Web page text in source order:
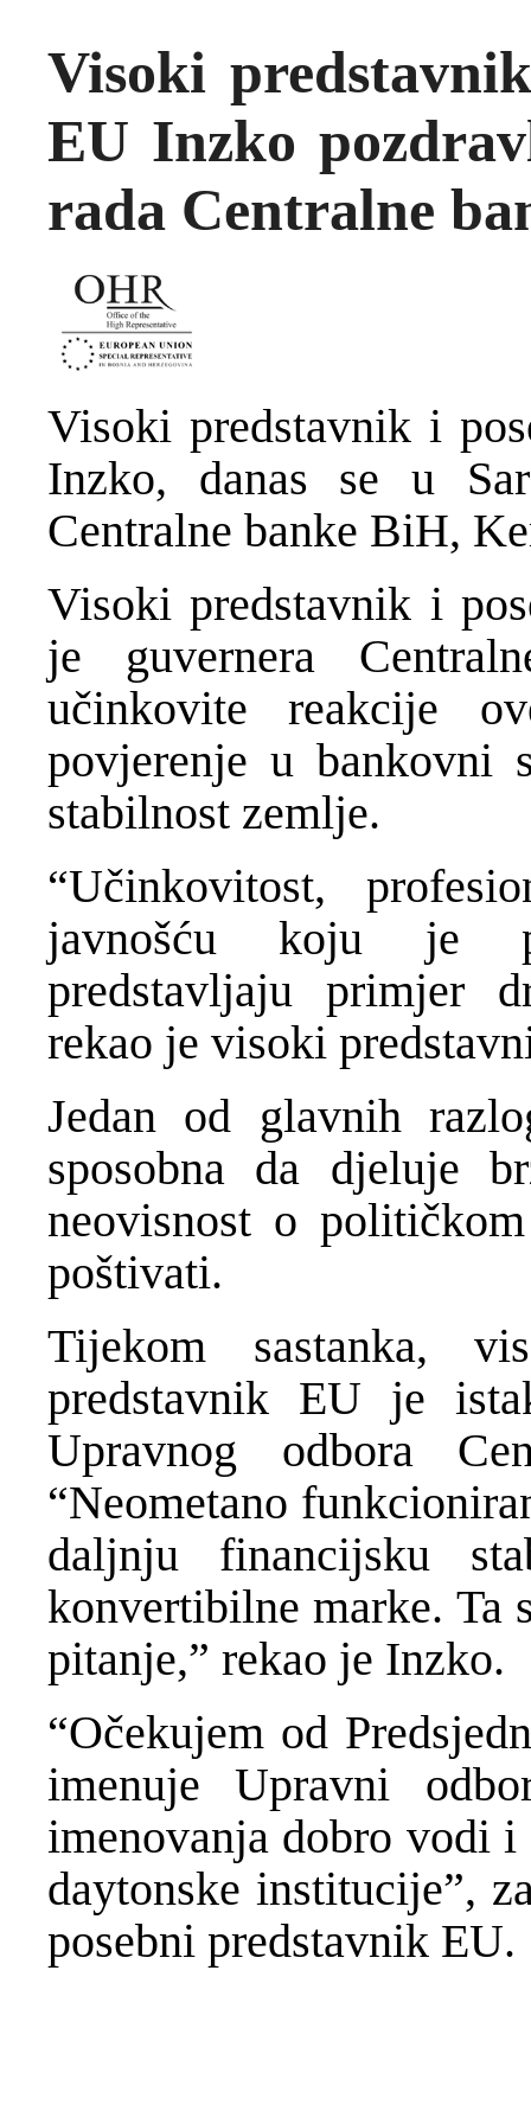
Visoki
EU Inzko
rada Centralne
Visoki predstavnik i
Inzko, danas se u
Centralne banke BiH,
Visoki predstavnik i
je guvernera
učinkovite reakcije
povjerenje u
stabilnost zemlje.
“Učinkovitost,
javnošću koju je
predstavljaju primjer
rekao je visoki
Jedan od glavnih
sposobna da djeluje
neovisnost o
poštivati.
Tijekom sastanka,
predstavnik EU je
Upravnog odbora
“Neometano
daljnju financijsku
konvertibilne marke. Ta
pitanje,” rekao je Inzko.
“Očekujem od
imenuje Upravni
imenovanja dobro vodi
daytonske institucije”,
posebni predstavnik EU.